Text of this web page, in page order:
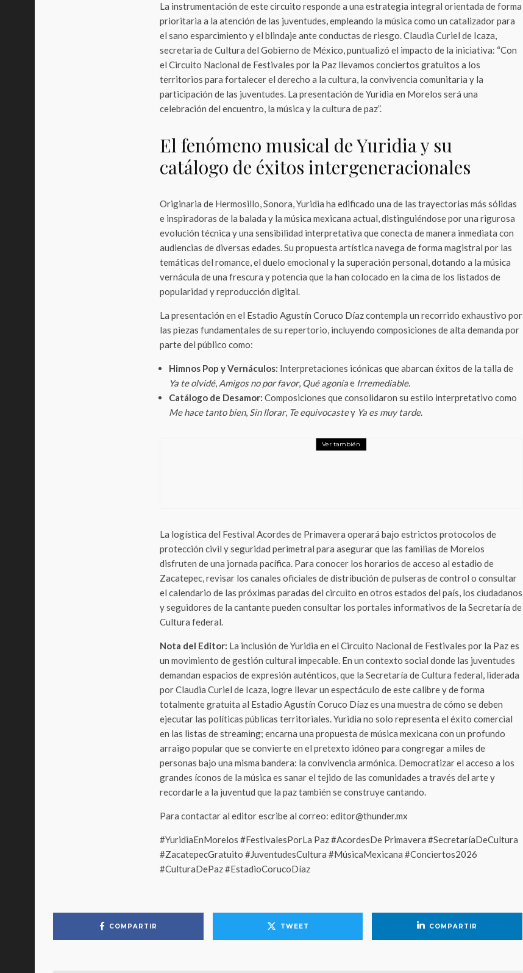
La instrumentación de este circuito responde a una estrategia integral orientada de forma
prioritaria a la atención de las juventudes, empleando la música como un catalizador para
el sano esparcimiento y el blindaje ante conductas de riesgo. Claudia Curiel de Icaza,
secretaria de Cultura del Gobierno de México, puntualizó el impacto de la iniciativa: “Con
el Circuito Nacional de Festivales por la Paz llevamos conciertos gratuitos a los
territorios para fortalecer el derecho a la cultura, la convivencia comunitaria y la
participación de las juventudes. La presentación de Yuridia en Morelos será una
celebración del encuentro, la música y la cultura de paz”.
El fenómeno musical de Yuridia y su
catálogo de éxitos intergeneracionales
Originaria de Hermosillo, Sonora, Yuridia ha edificado una de las trayectorias más sólidas
e inspiradoras de la balada y la música mexicana actual, distinguiéndose por una rigurosa
evolución técnica y una sensibilidad interpretativa que conecta de manera inmediata con
audiencias de diversas edades. Su propuesta artística navega de forma magistral por las
temáticas del romance, el duelo emocional y la superación personal, dotando a la música
vernácula de una frescura y potencia que la han colocado en la cima de los listados de
popularidad y reproducción digital.
La presentación en el Estadio Agustín Coruco Díaz contempla un recorrido exhaustivo por
las piezas fundamentales de su repertorio, incluyendo composiciones de alta demanda por
parte del público como:
Himnos Pop y Vernáculos: Interpretaciones icónicas que abarcan éxitos de la talla de
Ya te olvidé, Amigos no por favor, Qué agoníae Irremediable.
Catálogo de Desamor: Composiciones que consolidaron su estilo interpretativo como
Me hace tanto bien, Sin llorar, Te equivocastey Ya es muy tarde.
Ver también
La logística del Festival Acordes de Primavera operará bajo estrictos protocolos de
protección civil y seguridad perimetral para asegurar que las familias de Morelos
disfruten de una jornada pacífica. Para conocer los horarios de acceso al estadio de
Zacatepec, revisar los canales oficiales de distribución de pulseras de control o consultar
el calendario de las próximas paradas del circuito en otros estados del país, los ciudadanos
y seguidores de la cantante pueden consultar los portales informativos de la Secretaría de
Cultura federal.
Nota del Editor: La inclusión de Yuridia en el Circuito Nacional de Festivales por la Paz es
un movimiento de gestión cultural impecable. En un contexto social donde las juventudes
demandan espacios de expresión auténticos, que la Secretaría de Cultura federal, liderada
por Claudia Curiel de Icaza, logre llevar un espectáculo de este calibre y de forma
totalmente gratuita al Estadio Agustín Coruco Díaz es una muestra de cómo se deben
ejecutar las políticas públicas territoriales. Yuridia no solo representa el éxito comercial
en las listas de streaming; encarna una propuesta de música mexicana con un profundo
arraigo popular que se convierte en el pretexto idóneo para congregar a miles de
personas bajo una misma bandera: la convivencia armónica. Democratizar el acceso a los
grandes íconos de la música es sanar el tejido de las comunidades a través del arte y
recordarle a la juventud que la paz también se construye cantando.
Para contactar al editor escribe al correo: editor@thunder.mx
#YuridiaEnMorelos #FestivalesPorLa Paz #AcordesDe Primavera #SecretaríaDeCultura
#ZacatepecGratuito #JuventudesCultura #MúsicaMexicana #Conciertos2026
#CulturaDePaz #EstadioCorucoDíaz
COMPARTIR TWEET COMPARTIR